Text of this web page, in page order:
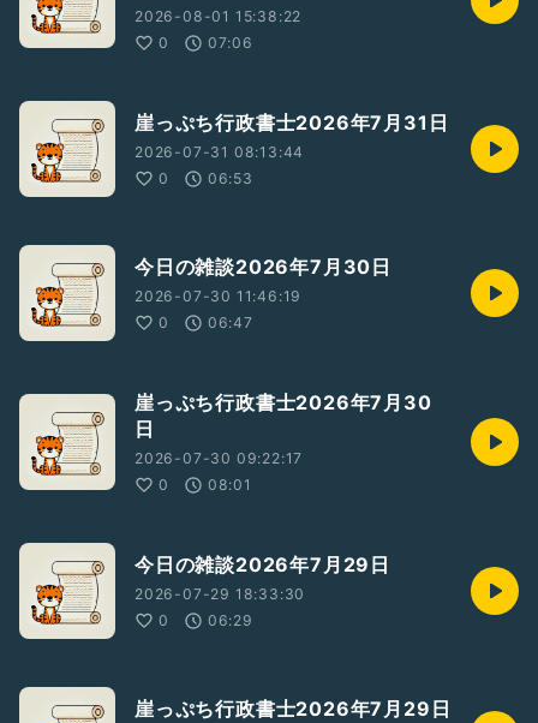
2026-08-01 15:38:22
0
07:06
崖っぷち行政書士2026年7月31日
2026-07-31 08:13:44
0
06:53
今日の雑談2026年7月30日
2026-07-30 11:46:19
0
06:47
崖っぷち行政書士2026年7月30
日
2026-07-30 09:22:17
0
08:01
今日の雑談2026年7月29日
2026-07-29 18:33:30
0
06:29
崖っぷち行政書士2026年7月29日